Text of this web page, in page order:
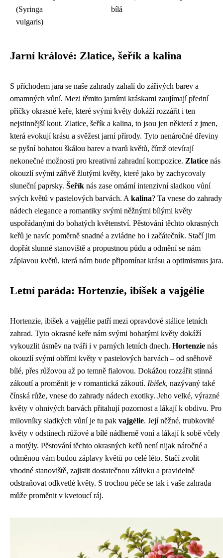
(Syringa
vulgaris)
bílá
Jarní králové: Zlatice, šeřík a kalina
S příchodem jara se naše zahrady zahalí do zářivých barev a
omamných vůní. Mezi těmito jarními kráskami zaujímají přední
příčky okrasné keře, které svými květy dokáží rozzářit i ten
nejstinnější kout. Zlatice, šeřík a kalina, to jsou jen některá z jmen,
která evokují krásu a svěžest jarní přírody. Tyto nenáročné dřeviny
se pyšní bohatou škálou barev a tvarů květů, čímž otevírají
nekonečné možnosti pro kreativní zahradní kompozice. Zlatice nás
okouzlí svými zářivě žlutými květy, které jako by zachycovaly
sluneční paprsky. Šeřík nás zase omámí intenzivní sladkou vůní
svých květů v pastelových barvách. A kalina? Ta vnese do zahrady
nádech elegance a romantiky svými něžnými bílými květy
uspořádanými do bohatých květenství. Pěstování těchto okrasných
keřů je navíc poměrně snadné a zvládne ho i začátečník. Stačí jim
dopřát slunné stanoviště a propustnou půdu a odmění se nám
záplavou květů, která nám bude připomínat krásu a optimismus jara.
Letní paráda: Hortenzie, ibišek a vajgélie
Hortenzie, ibišek a vajgélie patří mezi opravdové stálice letních
zahrad. Tyto okrasné keře nám svými bohatými květy dokáží
vykouzlit úsměv na tváři i v parných letních dnech. Hortenzie nás
okouzlí svými obřími květy v pastelových barvách – od sněhově
bílé, přes růžovou až po temně fialovou. Dokážou rozzářit stinná
zákoutí a proměnit je v romantická zákoutí. Ibišek, nazývaný také
čínská růže, vnese do zahrady nádech exotiky. Jeho velké, výrazné
květy v ohnivých barvách přitahují pozornost a lákají k obdivu. Pro
milovníky sladkých vůní je tu pak vajgélie. Její něžné, trubkovité
květy v odstínech růžové a bílé nádherně voní a lákají k sobě včely
a motýly. Pěstování těchto okrasných keřů není nijak náročné a
odměnou vám budou záplavy květů po celé léto. Stačí zvolit
vhodné stanoviště, zajistit dostatečnou zálivku a pravidelně
odstraňovat odkvetlé květy. S trochou péče se tak i vaše zahrada
může proměnit v kvetoucí ráj.